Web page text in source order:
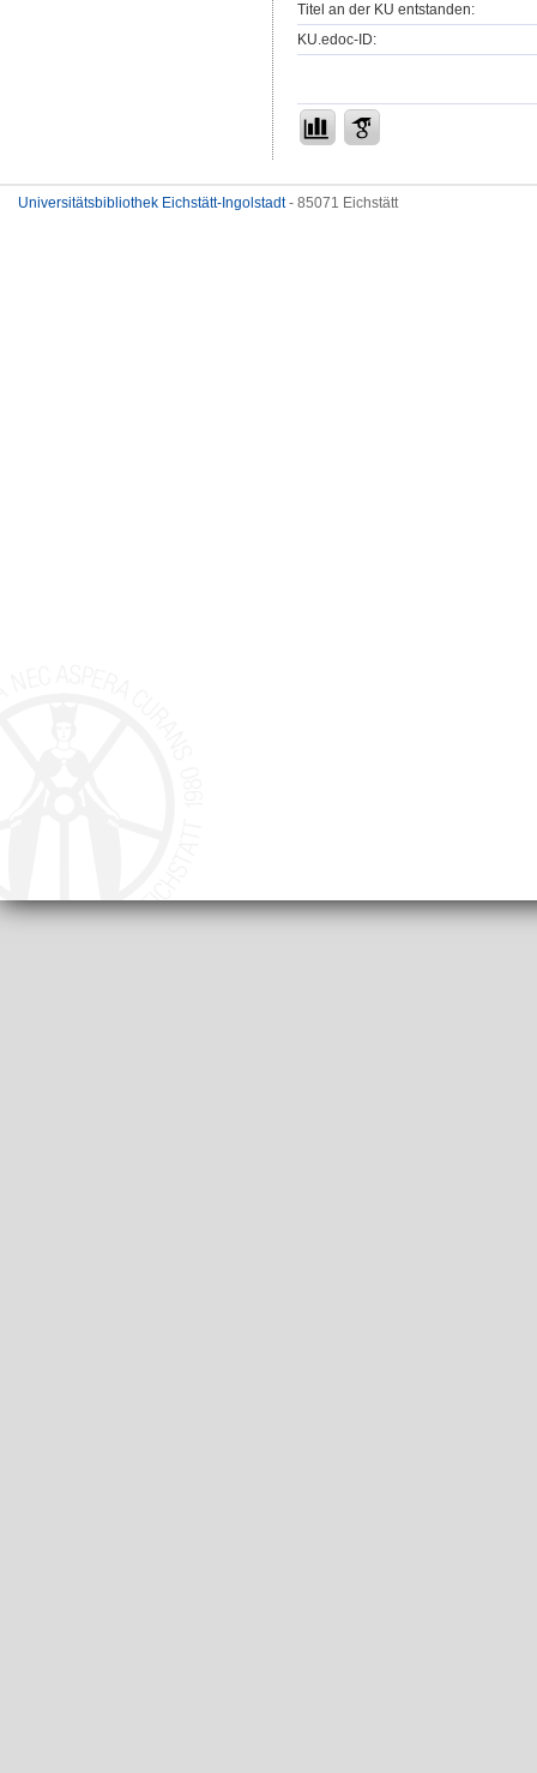
Titel an der KU entstanden:
KU.edoc-ID:
Universitätsbibliothek Eichstätt-Ingolstadt- 85071 Eichstätt